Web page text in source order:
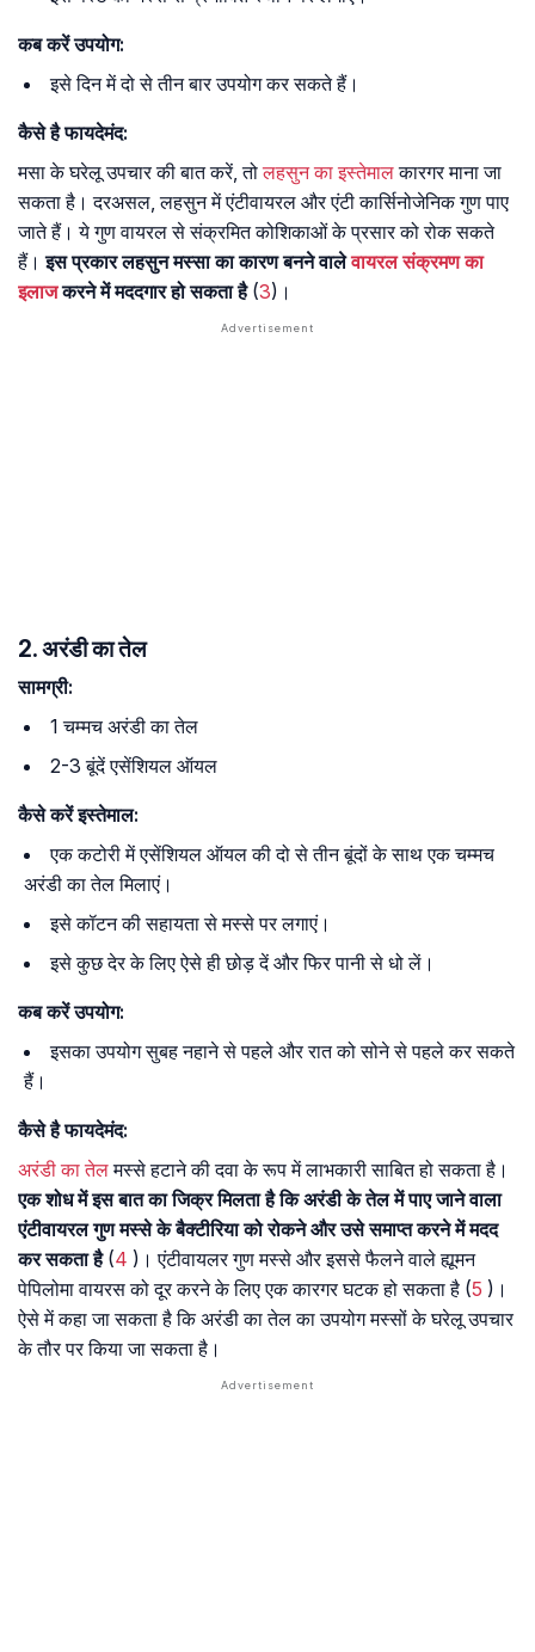
कब करें उपयोग:
इसे दिन में दो से तीन बार उपयोग कर सकते हैं।
कैसे है फायदेमंद:
मसा के घरेलू उपचार की बात करें, तोलहसुन का इस्तेमालकारगर माना जा
सकता है। दरअसल, लहसुन में एंटीवायरल और एंटी कार्सिनोजेनिक गुण पाए
जाते हैं। ये गुण वायरल से संक्रमित कोशिकाओं के प्रसार को रोक सकते
हैं।इस प्रकार लहसुन मस्सा का कारण बनने वालेवायरल संक्रमण का
इलाजकरने में मददगार हो सकता है(3)।
2. अरंडी का तेल
सामग्री:
1 चम्मच अरंडी का तेल
2-3 बूंदें एसेंशियल ऑयल
कैसे करें इस्तेमाल:
एक कटोरी में एसेंशियल ऑयल की दो से तीन बूंदों के साथ एक चम्मच
अरंडी का तेल मिलाएं।
इसे कॉटन की सहायता से मस्से पर लगाएं।
इसे कुछ देर के लिए ऐसे ही छोड़ दें और फिर पानी से धो लें।
कब करें उपयोग:
इसका उपयोग सुबह नहाने से पहले और रात को सोने से पहले कर सकते
हैं।
कैसे है फायदेमंद:
अरंडी का तेलमस्से हटाने की दवा के रूप में लाभकारी साबित हो सकता है।
एक शोध में इस बात का जिक्र मिलता है कि अरंडी के तेल में पाए जाने वाला
एंटीवायरल गुण मस्से के बैक्टीरिया को रोकने और उसे समाप्त करने में मदद
कर सकता है(4 )। एंटीवायलर गुण मस्से और इससे फैलने वाले ह्यूमन
पेपिलोमा वायरस को दूर करने के लिए एक कारगर घटक हो सकता है (5 )।
ऐसे में कहा जा सकता है कि अरंडी का तेल का उपयोग मस्सों के घरेलू उपचार
के तौर पर किया जा सकता है।